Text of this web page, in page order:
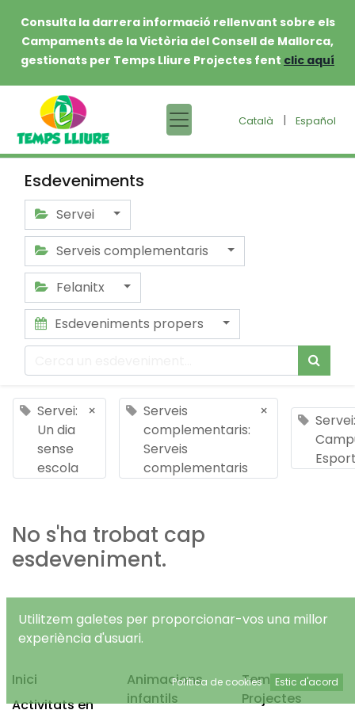
Consulta la darrera informació rellenvant sobre els
Campaments de la Victòria del Consell de Mallorca,
gestionats per Temps Lliure Projectes fent clic aquí
Català | Español
Esdeveniments
Servei
Serveis complementaris
Felanitx
Esdeveniments propers
Servei:
Un dia
sense
escola
×
Serveis
complementaris:
Serveis
complementaris
×
Servei:
No s'ha trobat cap
esdeveniment.
Inici
Activitats en
Animacions
infantils
Temps Lliure
Projectes
Utilitzem galetes per proporcionar-vos una millor
experiència d'usuari.
Política de cookies Estic d'acord